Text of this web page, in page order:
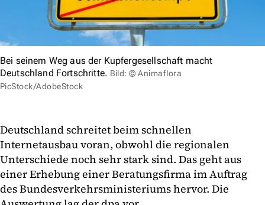
Bei seinem Weg aus der Kupfergesellschaft macht
Deutschland Fortschritte. Bild: © Animaflora
PicStock/AdobeStock
Deutschland schreitet beim schnellen
Internetausbau voran, obwohl die regionalen
Unterschiede noch sehr stark sind. Das geht aus
einer Erhebung einer Beratungsfirma im Auftrag
des Bundesverkehrsministeriums hervor. Die